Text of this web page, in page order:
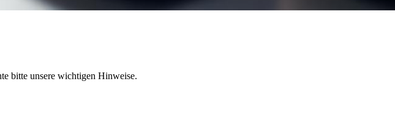
bitte unsere wichtigen Hinweise.